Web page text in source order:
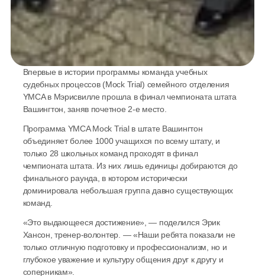
Впервые в истории программы команда учебных
судебных процессов (Mock Trial) семейного отделения
YMCA в Мэрисвилле прошла в финал чемпионата штата
Вашингтон, заняв почетное 2-е место.
Программа YMCA Mock Trial в штате Вашингтон
объединяет более 1000 учащихся по всему штату, и
только 28 школьных команд проходят в финал
чемпионата штата. Из них лишь единицы добираются до
финального раунда, в котором исторически
доминировала небольшая группа давно существующих
команд.
«Это выдающееся достижение», — поделился Эрик
Хансон, тренер-волонтер. — «Наши ребята показали не
только отличную подготовку и профессионализм, но и
глубокое уважение и культуру общения друг к другу и
соперникам».